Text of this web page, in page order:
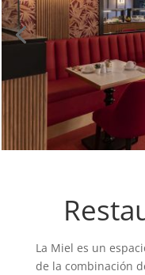
La Miel es un
de la combinación